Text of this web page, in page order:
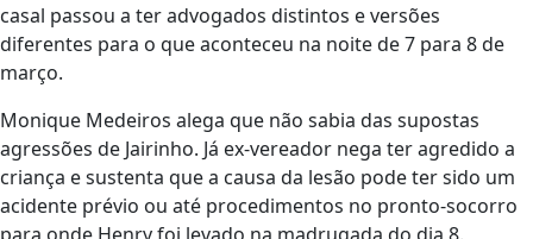
casal passou a ter advogados distintos e versões
diferentes para o que aconteceu na noite de 7 para 8 de
março.
Monique Medeiros alega que não sabia das supostas
agressões de Jairinho. Já ex-vereador nega ter agredido a
criança e sustenta que a causa da lesão pode ter sido um
acidente prévio ou até procedimentos no pronto-socorro